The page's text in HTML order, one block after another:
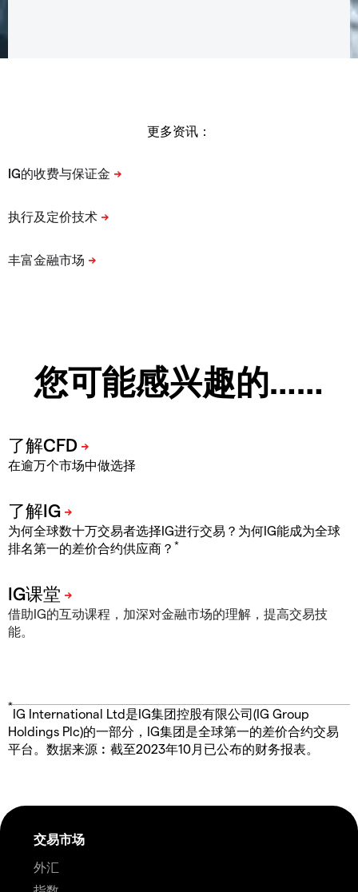
更多资讯：
您可能感兴趣的……
在逾万个市场中做选择
为何全球数十万交易者选择IG进行交易？为何IG能成为全球
排名第一的差价合约供应商？ *
借助IG的互动课程，加深对金融市场的理解，提高交易技
能。
*
IG International Ltd是IG集团控股有限公司(IG Group
Holdings Plc)的一部分，IG集团是全球第一的差价合约交易
平台。数据来源︰截至2023年10月已公布的财务报表。
交易市场
外汇